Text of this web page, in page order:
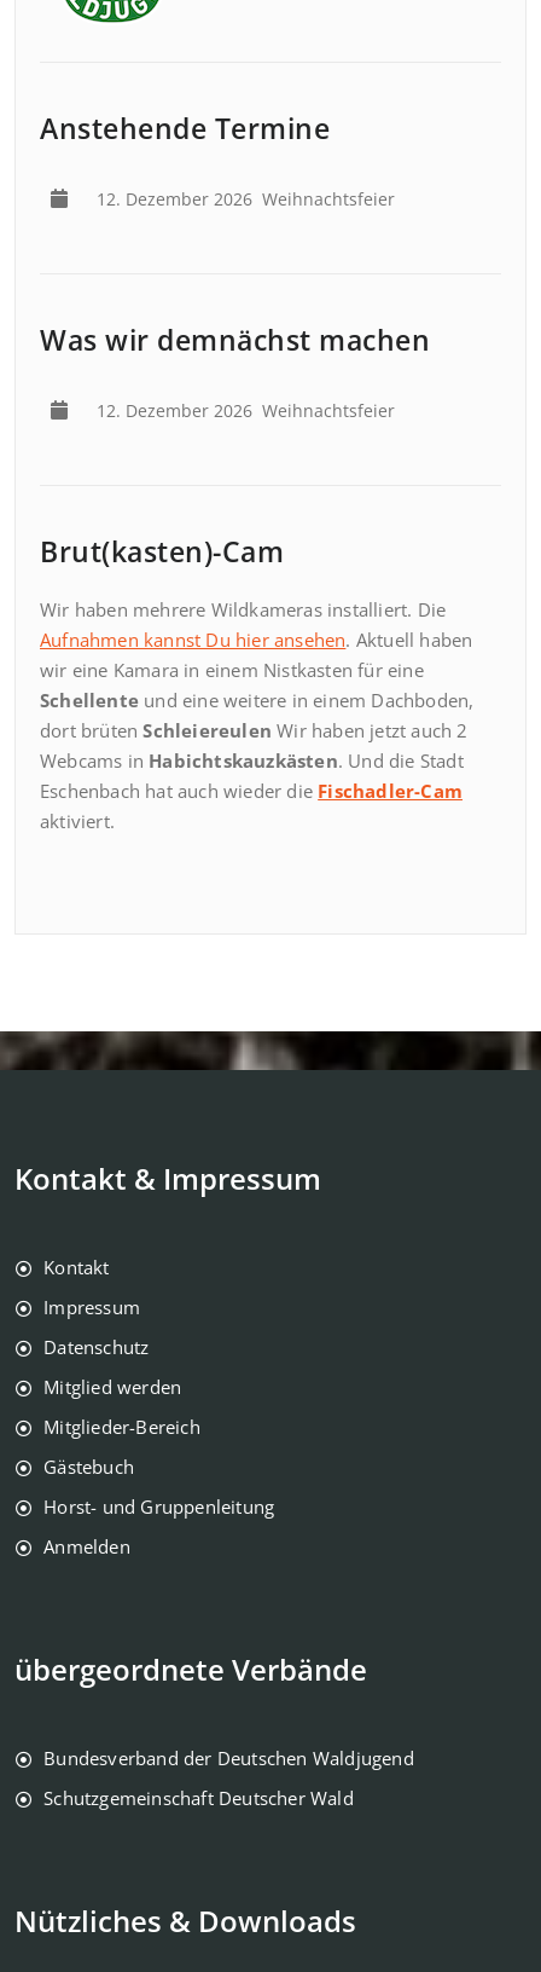
Anstehende Termine
12. Dezember 2026 Weihnachtsfeier
Was wir demnächst machen
12. Dezember 2026 Weihnachtsfeier
Brut(kasten)-Cam
Wir haben mehrere Wildkameras installiert. Die
Aufnahmen kannst Du hier ansehen. Aktuell haben
wir eine Kamara in einem Nistkasten für eine
Schellente und eine weitere in einem Dachboden,
dort brütenSchleiereulen Wir haben jetzt auch 2
Webcams in Habichtskauzkästen. Und die Stadt
Eschenbach hat auch wieder die Fischadler-Cam
aktiviert.
Kontakt & Impressum
Kontakt
Impressum
Datenschutz
Mitglied werden
Mitglieder-Bereich
Gästebuch
Horst- und Gruppenleitung
Anmelden
übergeordnete Verbände
Bundesverband der Deutschen Waldjugend
Schutzgemeinschaft Deutscher Wald
Nützliches & Downloads